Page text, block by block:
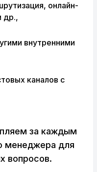
онлайн-
др.,
внутренними
каналов с
за каждым
менеджера для
вопросов.